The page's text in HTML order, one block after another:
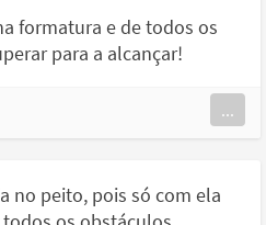
formatura e de todos os
para a alcançar!
...
no peito, pois só com ela